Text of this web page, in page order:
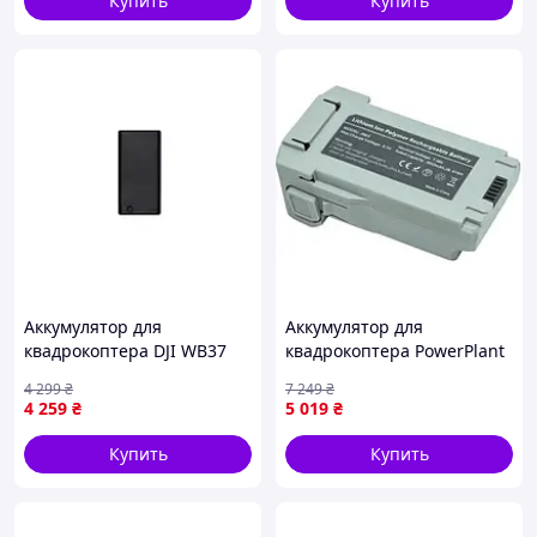
Аккумулятор для
квадрокоптера DJI WB37
4 259 ₴
4 299₴
Купить
Аккумулятор для
квадрокоптера PowerPlant
(CB970995)
5 019 ₴
7 249₴
Купить